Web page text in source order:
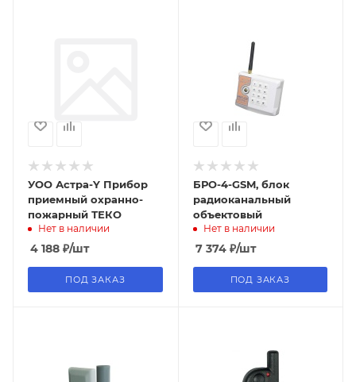
УОО Астра-Y Прибор
приемный охранно-
пожарный ТЕКО
Нет в наличии
4 188 ₽/шт
ПОД ЗАКАЗ
БРО-4-GSM, блок
радиоканальный
объектовый
Нет в наличии
7 374₽/шт
ПОД ЗАКАЗ